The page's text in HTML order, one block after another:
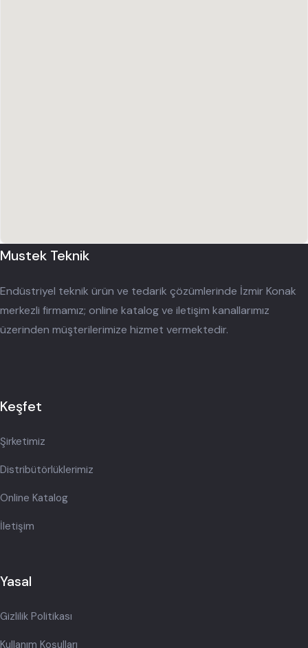
Mustek Teknik
Endüstriyel teknik ürün ve tedarik çözümlerinde İzmir Konak
merkezli firmamız; online katalog ve iletişim kanallarımız
üzerinden müşterilerimize hizmet vermektedir.
Keşfet
Şirketimiz
Distribütörlüklerimiz
Online Katalog
İletişim
Yasal
Gizlilik Politikası
Kullanım Koşulları